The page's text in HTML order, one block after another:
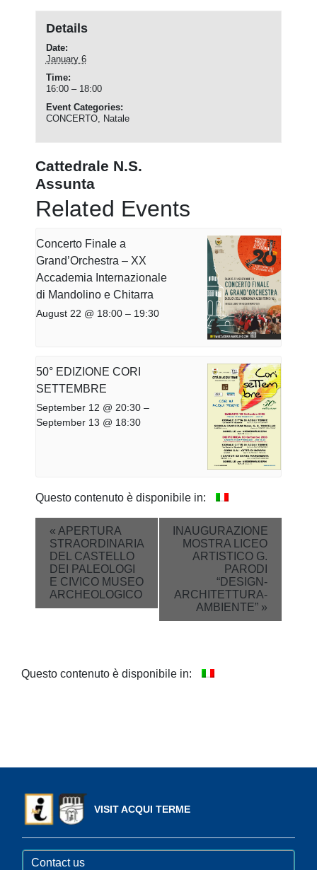
Details
Date:
January 6
Time:
16:00 – 18:00
Event Categories:
CONCERTO, Natale
Cattedrale N.S.
Assunta
Related Events
Concerto Finale a
Grand’Orchestra – XX
Accademia Internazionale
di Mandolino e Chitarra
August 22 @ 18:00 – 19:30
50° EDIZIONE CORI
SETTEMBRE
September 12 @ 20:30 –
September 13 @ 18:30
Questo contenuto è disponibile in:
Event
Navigation
« APERTURA
STRAORDINARIA
DEL CASTELLO
DEI PALEOLOGI
E CIVICO MUSEO
ARCHEOLOGICO
INAUGURAZIONE
MOSTRA LICEO
ARTISTICO G.
PARODI
“DESIGN-
ARCHITETTURA-
AMBIENTE” »
Questo contenuto è disponibile in:
VISIT ACQUI TERME
Contact us